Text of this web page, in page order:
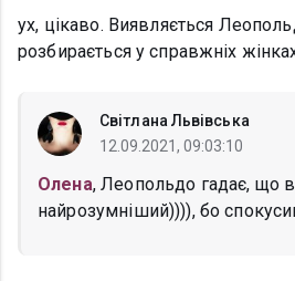
ух, цікаво. Виявляється
розбирається у справжніх
Світлана Львівська
12.09.2021, 09:03:10
Олена, Леопольдо гадає, що
найрозумніший)))), бо